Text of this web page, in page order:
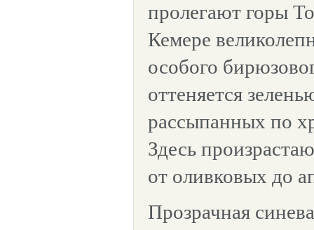
пролегают горы
Кемере
особого
оттеняется
рассыпанных по
Здесь
от оливковых до
Прозрачная